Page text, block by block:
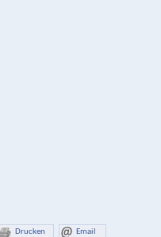
Drucken Email